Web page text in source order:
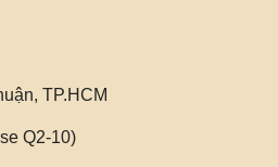
TP.HCM
Q2-10)